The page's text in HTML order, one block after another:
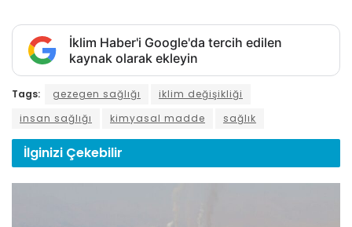
İklim Haber'i Google'da tercih edilen
kaynak olarak ekleyin
Tags: gezegen sağlığı
iklim değişikliği
insan sağlığı
kimyasal madde sağlık
İlginizi Çekebilir